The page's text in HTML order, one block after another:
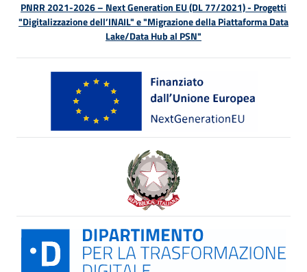
PNRR 2021-2026 – Next Generation EU (DL 77/2021) - Progetti
"Digitalizzazione dell’INAIL" e "Migrazione della Piattaforma Data
Lake/Data Hub al PSN"